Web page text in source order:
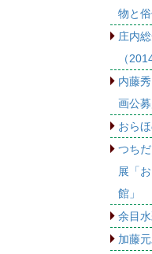
物と
庄内
（
内藤
画公
おら
つち
展「
館」
余目
加藤